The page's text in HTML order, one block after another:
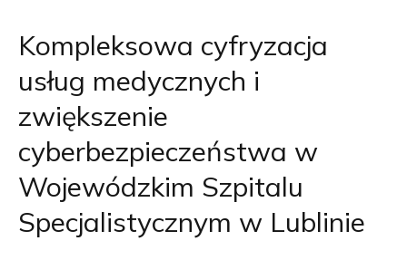
Kompleksowa cyfryzacja
usług medycznych i
zwiększenie
cyberbezpieczeństwa w
Wojewódzkim Szpitalu
Specjalistycznym w Lublinie